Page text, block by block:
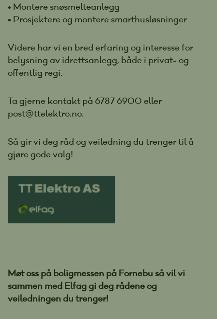
• Montere snøsmelteanlegg
• Prosjektere og montere smarthusløsninger
Videre har vi en bred erfaring og interesse for
belysning av idrettsanlegg, både i privat- og
offentlig regi.
Ta gjerne kontakt på 6787 6900 eller
post@ttelektro.no.
Så gir vi deg råd og veiledning du trenger til å
gjøre gode valg!
Møt oss på boligmessen på Fornebu så vil vi
sammen med Elfag gi deg rådene og
veiledningen du trenger!